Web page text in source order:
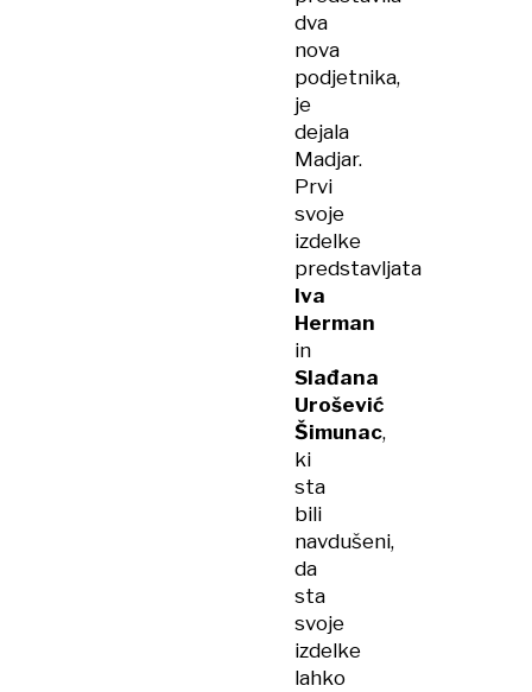
dva
nova
podjetnika,
je
dejala
Madjar.
Prvi
svoje
izdelke
predstavljata
Iva
Herman
in
Slađana
Urošević
Šimunac,
ki
sta
bili
navdušeni,
da
sta
svoje
izdelke
lahko